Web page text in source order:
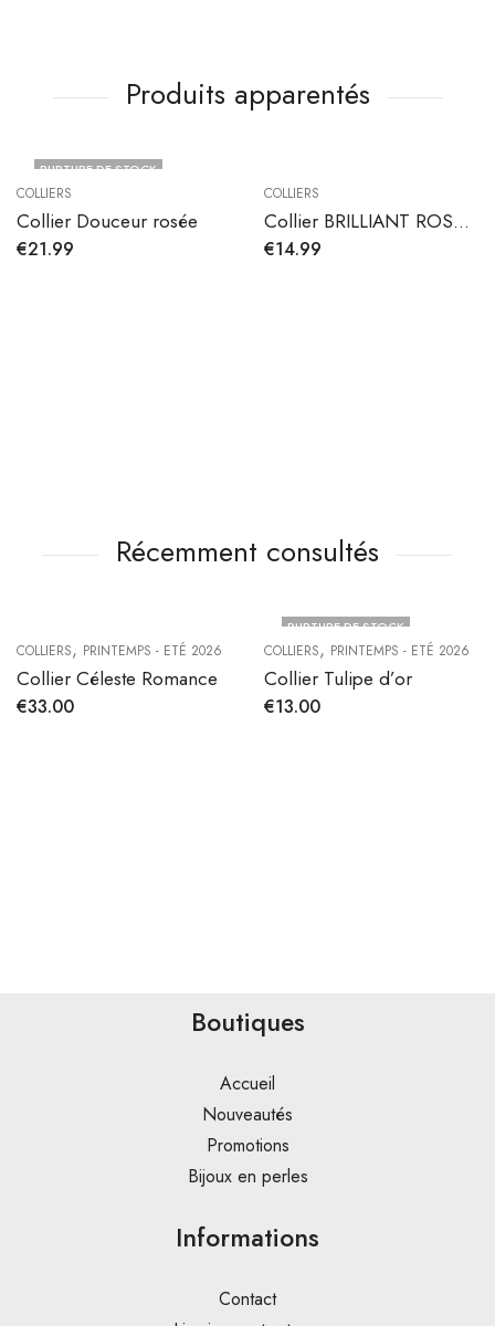
Produits apparentés
RUPTURE DE STOCK
COLLIERS
Collier Douceur rosée
€21.99
COLLIERS
Collier BRILLIANT ROSE en acier inoxydable
€14.99
Récemment consultés
COLLIERS, PRINTEMPS - ETÉ 2026
Collier Céleste Romance
€33.00
RUPTURE DE STOCK
COLLIERS, PRINTEMPS - ETÉ 2026
Collier Tulipe d’or
€13.00
Boutiques
Accueil
Nouveautés
Promotions
Bijoux en perles
Informations
Contact